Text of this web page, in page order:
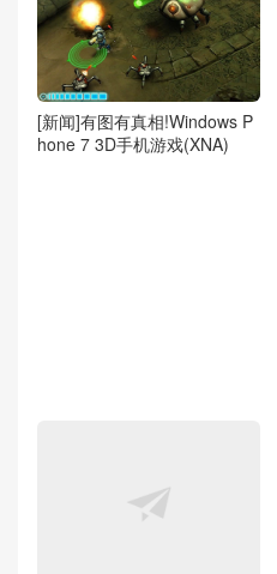
[新闻]有图有真相!Windows P
hone 7 3D手机游戏(XNA)